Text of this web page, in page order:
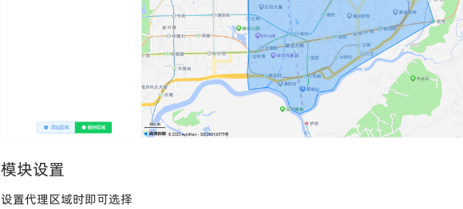
模块设置
设置代理区域时即可选择